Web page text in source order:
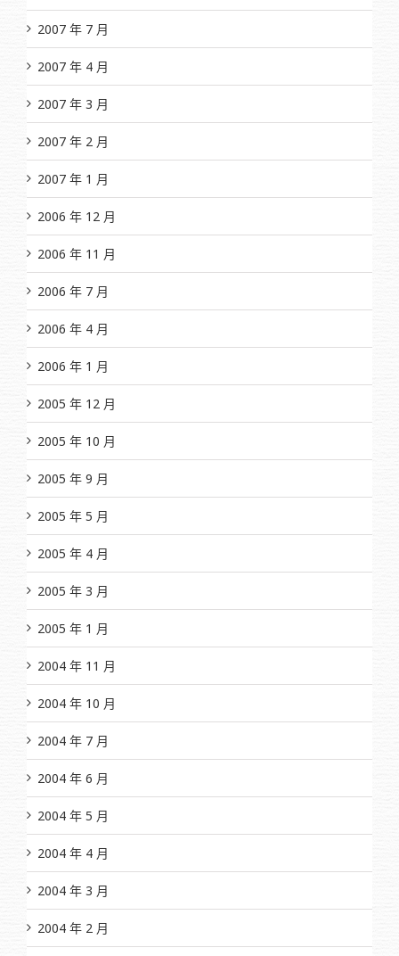
2007 年 7 月
2007 年 4 月
2007 年 3 月
2007 年 2 月
2007 年 1 月
2006 年 12 月
2006 年 11 月
2006 年 7 月
2006 年 4 月
2006 年 1 月
2005 年 12 月
2005 年 10 月
2005 年 9 月
2005 年 5 月
2005 年 4 月
2005 年 3 月
2005 年 1 月
2004 年 11 月
2004 年 10 月
2004 年 7 月
2004 年 6 月
2004 年 5 月
2004 年 4 月
2004 年 3 月
2004 年 2 月